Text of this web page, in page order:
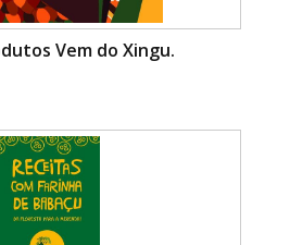
Vem do Xingu.